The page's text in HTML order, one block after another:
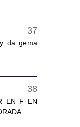
da gema
EN F EN